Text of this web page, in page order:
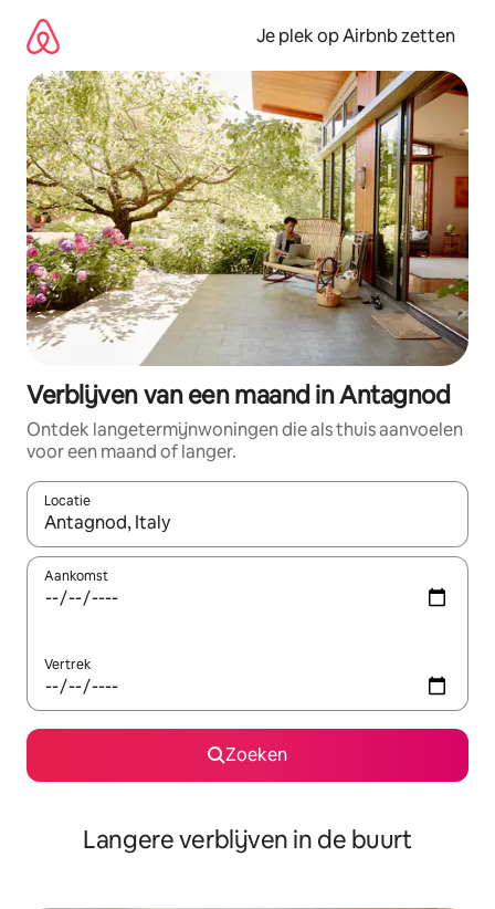
direct
naar
inhoud
Je plek op Airbnb zetten
Verblijven van een maand in Antagnod
Ontdek langetermijnwoningen die als thuis aanvoelen
voor een maand of langer.
Locatie
Wanneer er resultaten beschikbaar zijn, maak je een keuze
Aankomst
Vertrek
Zoeken
Langere verblijven in de buurt